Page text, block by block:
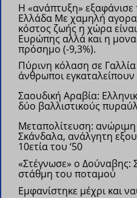
Η «ανάπτυξη»
Ελλάδα Με χαμηλή
κόστος ζωής η χώρα
Ευρώπης αλλά και η
πρόσημο (-9,3%).
Πύρινη κόλαση σε Γαλλία
άνθρωποι
Σαουδική Αραβία:
δύο βαλλιστικούς
Μεταπολίτευση:
Σκάνδαλα, ανάλγητη
10ετία του ‘50
«Στέγνωσε» ο Δούναβης:
στάθμη του ποταμού
Εμφανίστηκε μέχρι και